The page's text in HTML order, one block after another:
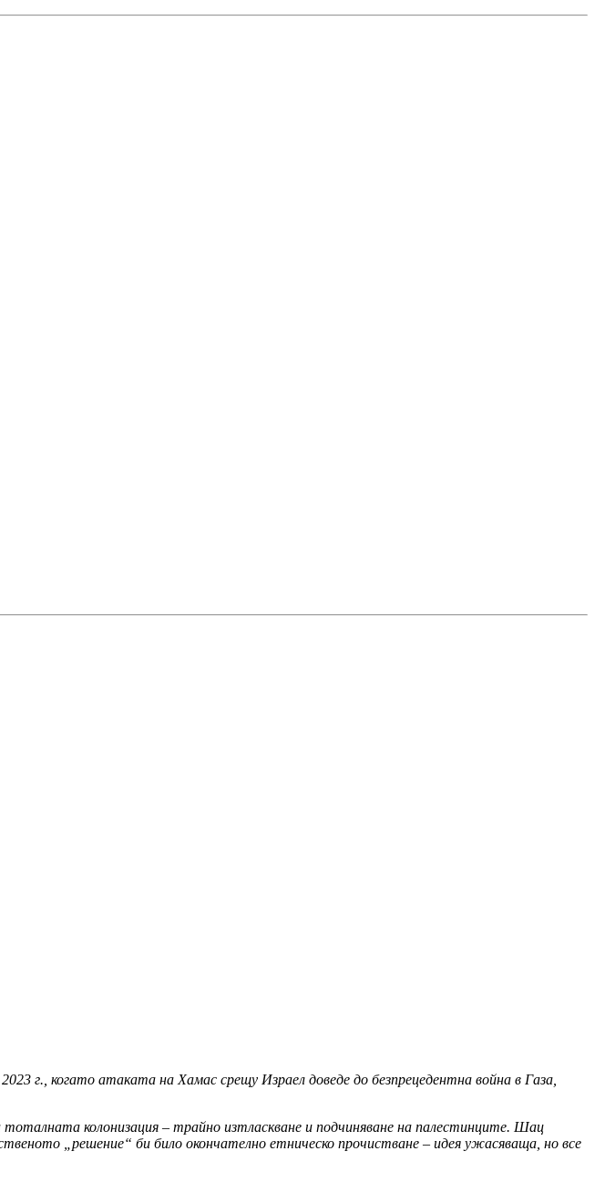
г., когато атаката на Хамас срещу Израел доведе до безпрецедентна война в Газа,
колонизация – трайно изтласкване и подчиняване на палестинците. Шац
„решение“ би било окончателно етническо прочистване – идея ужасяваща, но все